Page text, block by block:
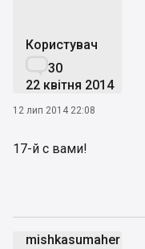
Користувач
30
22 квітня 2014
12 лип 2014 22:08
17-й с вами!
mishkasumaher